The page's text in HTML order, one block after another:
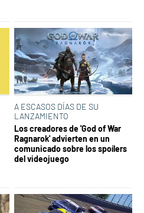
A ESCASOS DÍAS DE SU
LANZAMIENTO
Los creadores de 'God of War
Ragnarok' advierten en un
comunicado sobre los spoílers
del videojuego